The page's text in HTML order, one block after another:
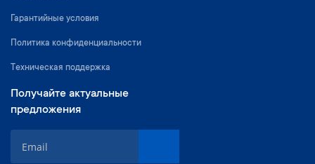
Гарантийные условия
Политика конфиденциальности
Техническая поддержка
Получайте актуальные
предложения